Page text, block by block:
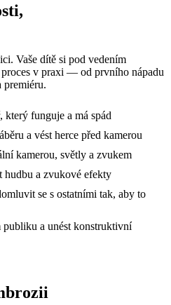
Vaše dítě si pod vedením
v praxi — od prvního nápadu
premiéru.
který funguje a má spád
a vést herce před kamerou
kamerou, světly a zvukem
hudbu a zvukové efekty
se s ostatními tak, aby to
a unést konstruktivní